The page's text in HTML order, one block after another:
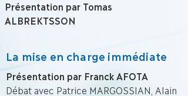
Présentation par Tomas
ALBREKTSSON
La mise en charge immédiate
Présentation par Franck AFOTA
Débat avec Patrice MARGOSSIAN, Alain